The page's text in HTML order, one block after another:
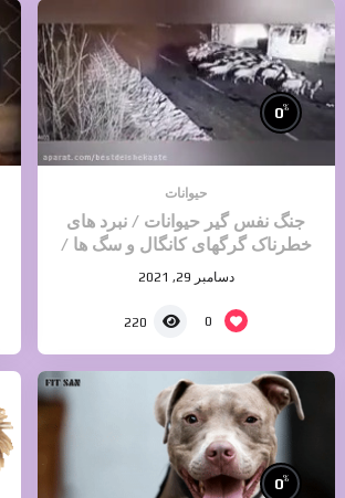
0%
حیوانات
جنگ نفس گیر حیوانات / نبرد های
خطرناک گرگهای کانگال و سگ ها /
حیات وحشدسامبر 29, 2021
0
220
0%